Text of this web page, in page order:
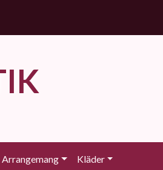
Arrangemang Kläder